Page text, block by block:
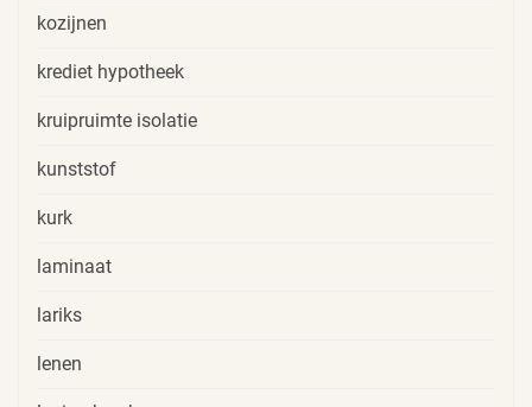
kozijnen
krediet hypotheek
kruipruimte isolatie
kunststof
kurk
laminaat
lariks
lenen